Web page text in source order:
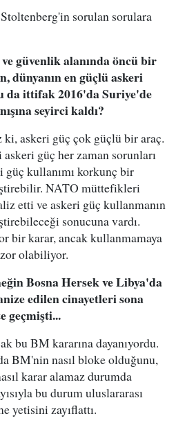
sorulan sorulara
güvenlik alanında öncü bir
dünyanın en güçlü askeri
da ittifak 2016'da Suriye'de
seyirci kaldı?
askeri güç çok güçlü bir araç.
güç her zaman sorunları
güç kullanımı korkunç bir
NATO müttefikleri
etti ve askeri güç kullanmanın
sonucuna vardı.
bir karar, ancak kullanmamaya
olabiliyor.
Bosna Hersek ve Libya'da
edilen cinayetleri sona
geçmişti...
bu BM kararına dayanıyordu.
BM'nin nasıl bloke olduğunu,
karar alamaz durumda
bu durum uluslararası
yetisini zayıflattı.